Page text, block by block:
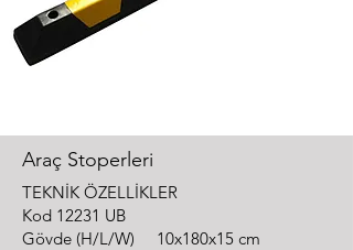
Araç Stoperleri
TEKNİK ÖZELLİKLER
Kod 12231 UB
Gövde (H/L/W) 10x180x15 cm